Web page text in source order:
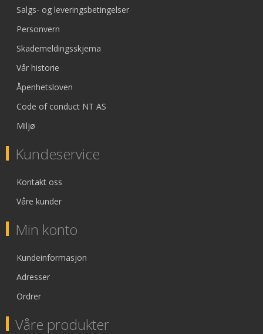
Salgs- og leveringsbetingelser
Personvern
Skademeldingsskjema
Vår historie
Åpenhetsloven
Code of conduct NT AS
Miljø
Kundeservice
Kontakt oss
Våre kunder
Min konto
Kundeinformasjon
Adresser
Ordrer
Våre produkter